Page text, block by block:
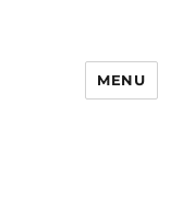
MENU